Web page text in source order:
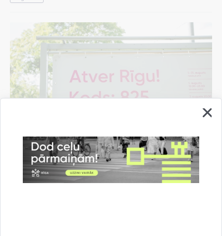
Pašvaldība rīdziniekiem sarūpējusi "Rīgas
vasaras" pasākumu programmas mobilo
aplikāciju